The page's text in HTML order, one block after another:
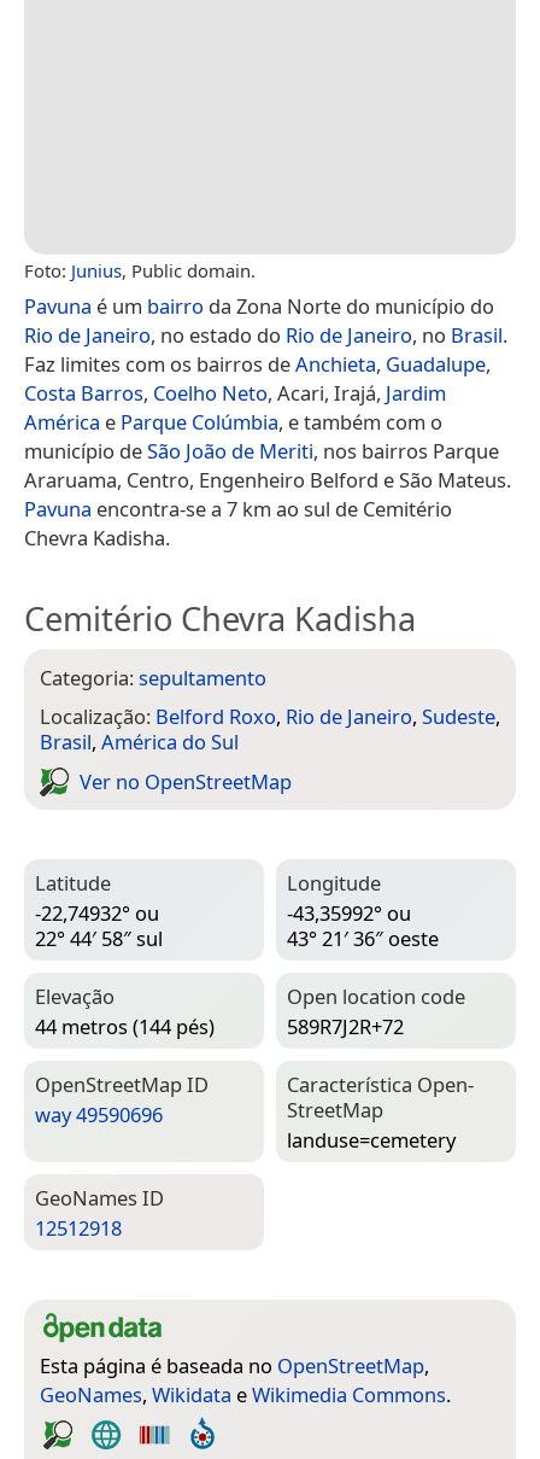
Foto: Junius, Public domain.
Pavuna é um bairro da Zona Norte do município do
Rio de Janeiro, no estado do Rio de Janeiro, no Brasil.
Faz limites com os bairros deAnchieta, Guadalupe,
Costa Barros, Coelho Neto, Acari, Irajá, Jardim
América e Parque Colúmbia, e também com o
município deSão João de Meriti, nos bairros Parque
Araruama, Centro, Engenheiro Belford e São Mateus.
Pavuna encontra-se a 7 km ao sul de Cemitério
Chevra Kadisha.
Cemitério Chevra Kadisha
Categoria:sepultamento
Localização: Belford Roxo, Rio de Janeiro, Sudeste,
Brasil, América do Sul
Ver no Open­Street­Map
Latitude
-22,74932° ou
22° 44′ 58″ sul
Longitude
-43,35992° ou
43° 21′ 36″ oeste
Elevação
44 metros (144 pés)
Open location code
589R7J2R+72
Open­Street­Map ID
way 49590696
Característica Open­
Street­Map
landuse=­cemetery
Geo­Names ID
12512918
Esta página é baseada no OpenStreetMap,
GeoNames, Wikidata eWikimedia Commons.